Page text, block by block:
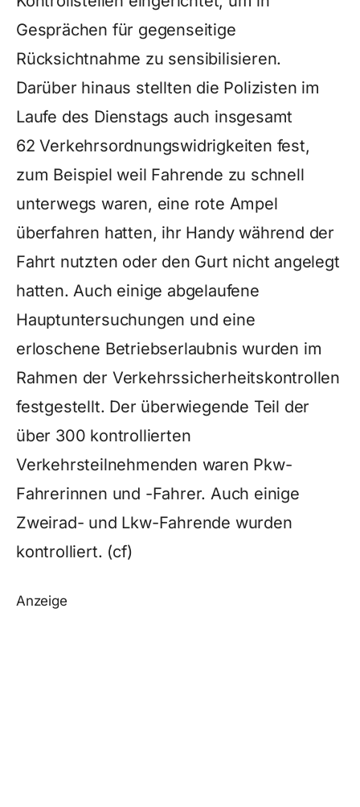
Gesprächen für gegenseitige
Rücksichtnahme zu sensibilisieren.
Darüber hinaus stellten die Polizisten im
Laufe des Dienstags auch insgesamt
62 Verkehrsordnungswidrigkeiten fest,
zum Beispiel weil Fahrende zu schnell
unterwegs waren, eine rote Ampel
überfahren hatten, ihr Handy während der
Fahrt nutzten oder den Gurt nicht angelegt
hatten. Auch einige abgelaufene
Hauptuntersuchungen und eine
erloschene Betriebserlaubnis wurden im
Rahmen der Verkehrssicherheitskontrollen
festgestellt. Der überwiegende Teil der
über 300 kontrollierten
Verkehrsteilnehmenden waren Pkw-
Fahrerinnen und -Fahrer. Auch einige
Zweirad- und Lkw-Fahrende wurden
kontrolliert. (cf)
Anzeige